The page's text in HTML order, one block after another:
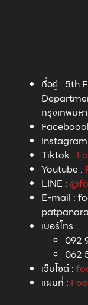
ที่อยู่ : 5th
กรุงเทพมห
Instagram
Tiktok :
Youtube :
LINE :
E-mail :
เบอร์โทร :
092
062
เว็บไซต์ :
แผนที่ :